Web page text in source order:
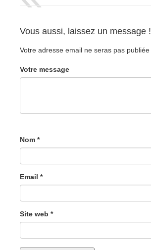
Vous aussi, laissez un message !
Votre adresse email ne seras pas publiée
Votre message
Nom *
Email *
Site web *